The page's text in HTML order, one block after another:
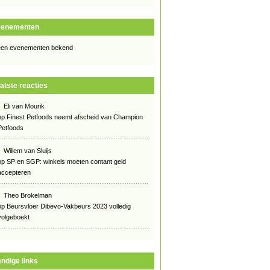
evenementen bekend
reacties
Eli van Mourik
Finest Petfoods neemt afscheid van Champion
Willem van Sluijs
SP en SGP: winkels moeten contant geld
Theo Brokelman
Beursvloer Dibevo-Vakbeurs 2023 volledig
links